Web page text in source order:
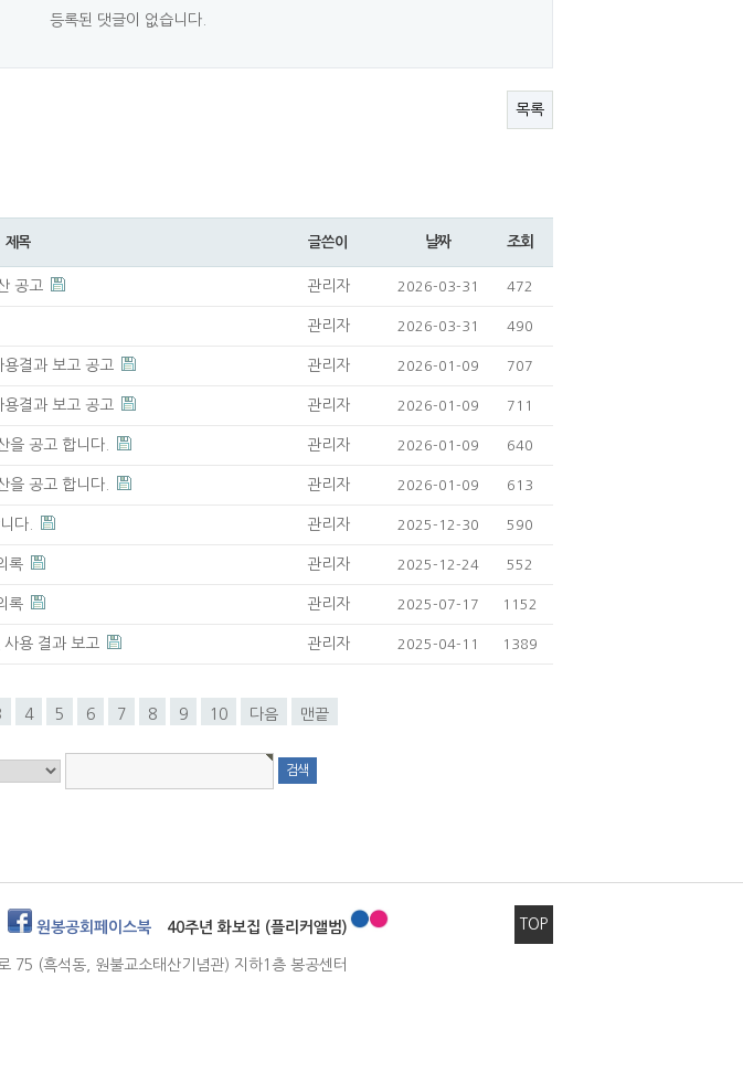
등록된 댓글이 없습니다.
목록
제목 글쓴이 날짜 조회
공고 관리자 2026-03-31 472
관리자 2026-03-31 490
결과 보고 공고 관리자 2026-01-09 707
결과 보고 공고 관리자 2026-01-09 711
을 공고 합니다. 관리자 2026-01-09 640
을 공고 합니다. 관리자 2026-01-09 613
다. 관리자 2025-12-30 590
록 관리자 2025-12-24 552
록 관리자 2025-07-17 1152
용 결과 보고 관리자 2025-04-11 1389
4 5 6 7 8 9 10 다음 맨끝
원봉공회페이스북 40주년 화보집 (플리커앨범) TOP
(흑석동, 원불교소태산기념관) 지하1층 봉공센터